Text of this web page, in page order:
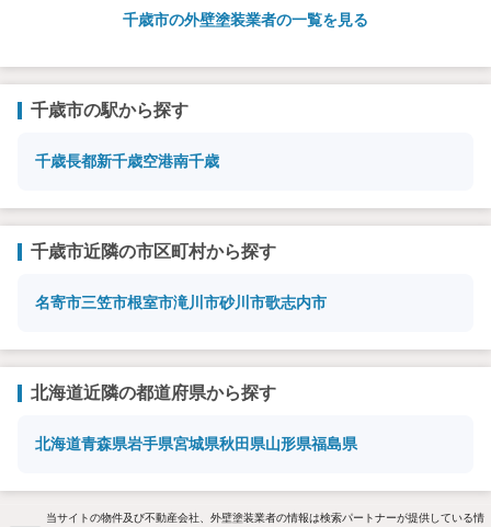
千歳市の外壁塗装業者の一覧を見る
千歳市の駅から探す
千歳長都新千歳空港南千歳
千歳市近隣の市区町村から探す
名寄市三笠市根室市滝川市砂川市歌志内市
北海道近隣の都道府県から探す
北海道青森県岩手県宮城県秋田県山形県福島県
当サイトの物件及び不動産会社、外壁塗装業者の情報は検索パートナーが提供している情